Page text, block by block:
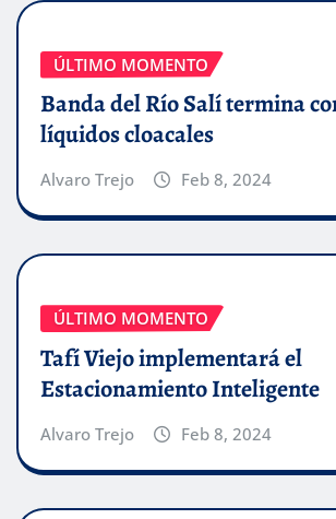
ÚLTIMO MOMENTO
Banda del Río Salí termina
líquidos cloacales
Alvaro Trejo Feb 8, 2024
ÚLTIMO MOMENTO
Tafí Viejo implementará el
Estacionamiento Inteligente
Alvaro Trejo Feb 8, 2024